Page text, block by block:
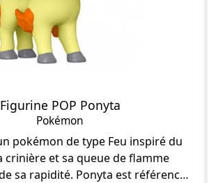
Figurine POP Ponyta
Pokémon
pokémon de type Feu inspiré du
crinière et sa queue de flamme
sa rapidité. Ponyta est référencé